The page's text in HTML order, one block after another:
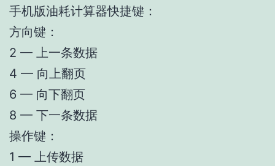
手机版油耗计算器快捷键：
方向键：
2 — 上一条数据
4 — 向上翻页
6 — 向下翻页
8 — 下一条数据
操作键：
1 — 上传数据